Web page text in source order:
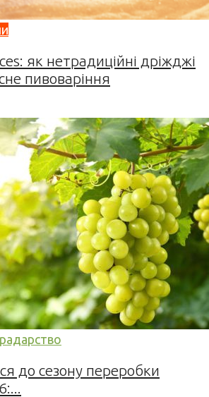
як нетрадиційні дріжджі
пивоваріння
до сезону переробки